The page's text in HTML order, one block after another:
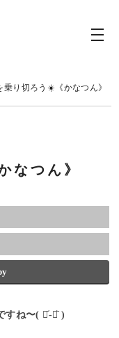
乗り切ろう☀️《かなつん》
なつん》
すね〜( ･᷄-･᷅ )